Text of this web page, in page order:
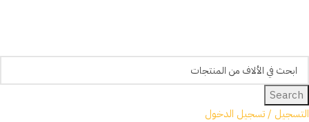
Search
التسجيل / تسجيل الدخول